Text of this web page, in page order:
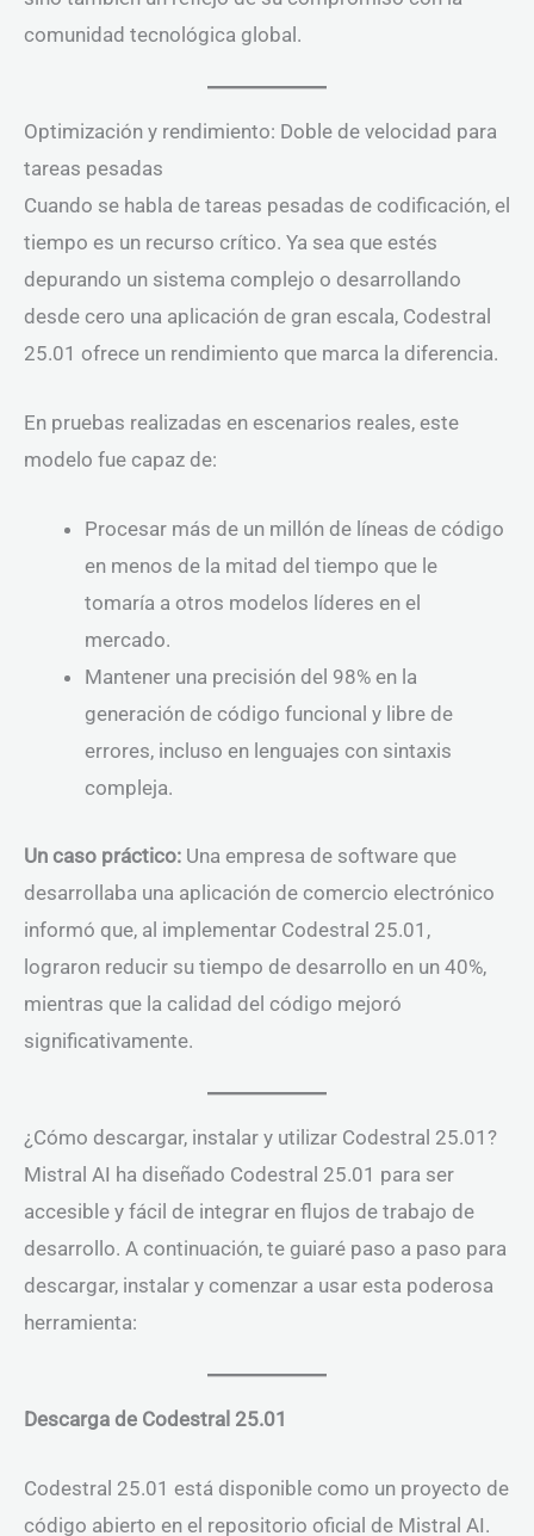
comunidad tecnológica global.
Optimización y rendimiento: Doble de velocidad para
tareas pesadas
Cuando se habla de tareas pesadas de codificación, el
tiempo es un recurso crítico. Ya sea que estés
depurando un sistema complejo o desarrollando
desde cero una aplicación de gran escala, Codestral
25.01 ofrece un rendimiento que marca la diferencia.
En pruebas realizadas en escenarios reales, este
modelo fue capaz de:
Procesar más de un millón de líneas de código
en menos de la mitad del tiempo que le
tomaría a otros modelos líderes en el
mercado.
Mantener una precisión del 98% en la
generación de código funcional y libre de
errores, incluso en lenguajes con sintaxis
compleja.
Un caso práctico: Una empresa de software que
desarrollaba una aplicación de comercio electrónico
informó que, al implementar Codestral 25.01,
lograron reducir su tiempo de desarrollo en un 40%,
mientras que la calidad del código mejoró
significativamente.
¿Cómo descargar, instalar y utilizar Codestral 25.01?
Mistral AI ha diseñado Codestral 25.01 para ser
accesible y fácil de integrar en flujos de trabajo de
desarrollo. A continuación, te guiaré paso a paso para
descargar, instalar y comenzar a usar esta poderosa
herramienta:
Descarga de Codestral 25.01
Codestral 25.01 está disponible como un proyecto de
código abierto en el repositorio oficial de Mistral AI.